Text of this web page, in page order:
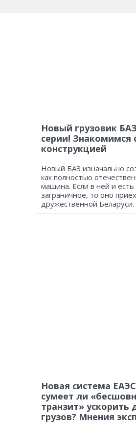
Новый грузовик
серии! Знакомимся
конструкцией
Новый БАЗ изначально
как полностью
машина. Если в ней и есть
заграничное, то оно
дружественной Беларуси.
Новая система
сумеет ли
транзит» ускорить
грузов? Мнения